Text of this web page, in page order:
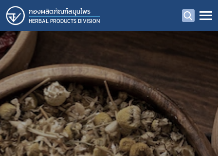
กองผลิตภัณฑ์สมุนไพร
HERBAL PRODUCTS DIVISION